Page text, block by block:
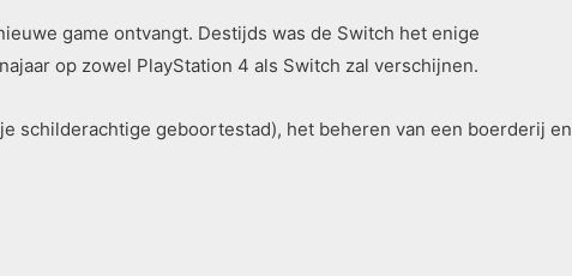
game ontvangt. Destijds was de Switch het enige
op zowel PlayStation 4 als Switch zal verschijnen.
schilderachtige geboortestad), het beheren van een boerderij en